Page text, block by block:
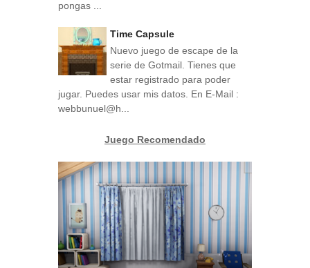
pongas ...
Time Capsule
Nuevo juego de escape de la
serie de Gotmail. Tienes que
estar registrado para poder
jugar. Puedes usar mis datos. En E-Mail :
webbunuel@h...
Juego Recomendado